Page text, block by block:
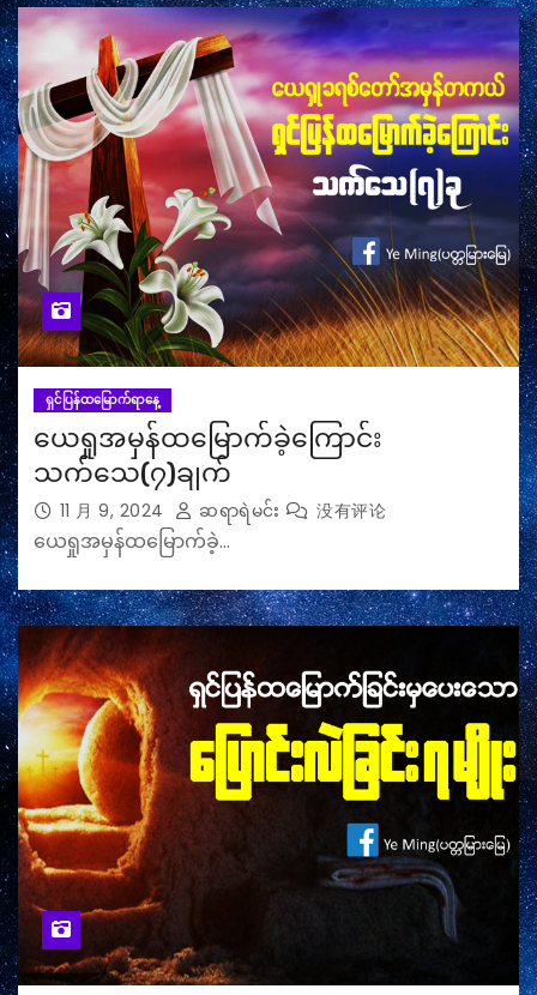
ရှင်ပြန်ထမြောက်ရာနေ့
ယေရှုအမှန်ထမြောက်ခဲ့ကြောင်း
သက်သေ(၇)ချက်
11 月 9, 2024 ဆရာရဲမင်း 没有评论
ယေရှုအမှန်ထမြောက်ခဲ့…